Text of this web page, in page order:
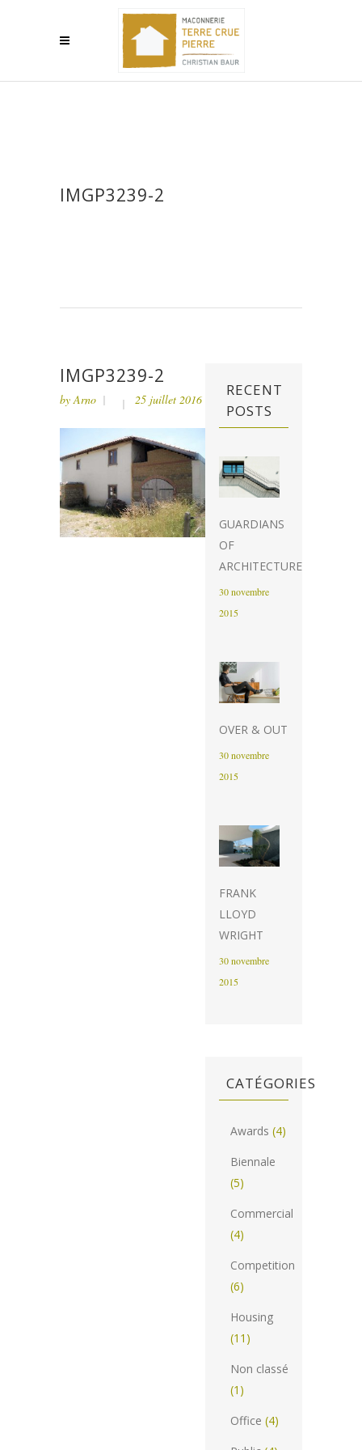
IMGP3239-2
IMGP3239-2
byArno 25 juillet 2016
RECENT
POSTS
GUARDIANS
OF
ARCHITECTURE
30 novembre
2015
OVER & OUT
30 novembre
2015
FRANK
LLOYD
WRIGHT
30 novembre
2015
CATÉGORIES
Awards (4)
Biennale
(5)
Commercial
(4)
Competition
(6)
Housing
(11)
Non classé
(1)
Office (4)